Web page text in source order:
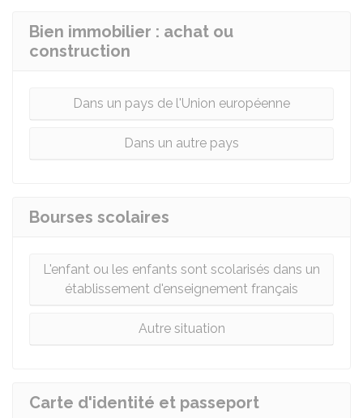
Bien immobilier : achat ou
construction
Dans un pays de l'Union européenne
Dans un autre pays
Bourses scolaires
L'enfant ou les enfants sont scolarisés dans un
établissement d'enseignement français
Autre situation
Carte d'identité et passeport